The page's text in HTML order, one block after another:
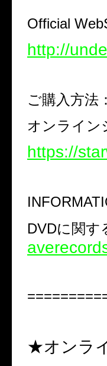
Official
http://
ご購入方法：
オンライン
https://
DVDに関す
★オンラ